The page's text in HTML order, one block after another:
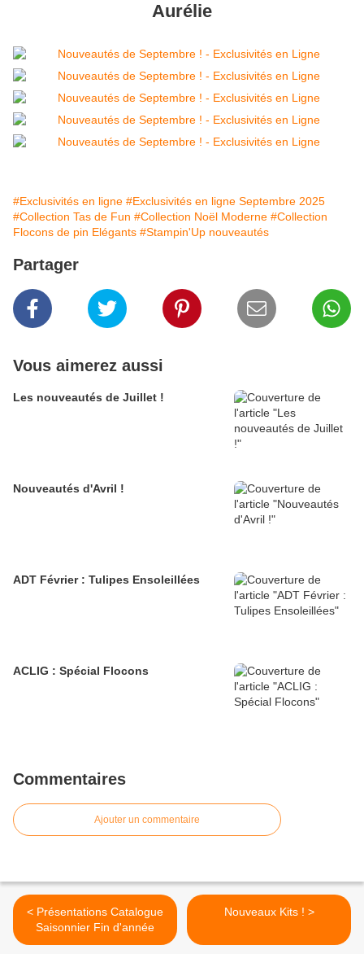
Aurélie
#Exclusivités en ligne #Exclusivités en ligne Septembre 2025
#Collection Tas de Fun #Collection Noël Moderne #Collection
Flocons de pin Elégants #Stampin'Up nouveautés
Partager
Vous aimerez aussi
Les nouveautés de Juillet !
Nouveautés d'Avril !
ADT Février : Tulipes Ensoleillées
ACLIG : Spécial Flocons
Commentaires
Ajouter un commentaire
< Présentations Catalogue
Saisonnier Fin d'année
Nouveaux Kits ! >